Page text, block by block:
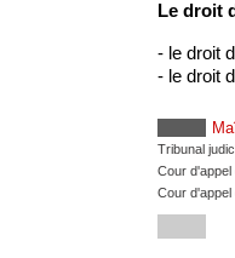
Le droit
- le droit
- le droit
Tribunal
Cour
Cour d'appel